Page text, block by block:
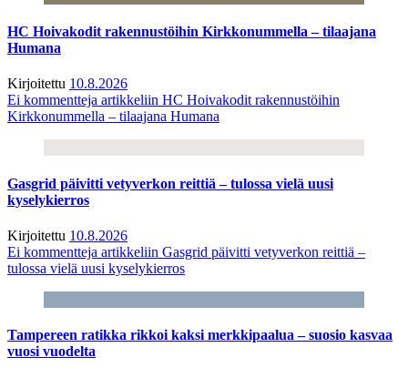
HC Hoivakodit rakennustöihin Kirkkonummella – tilaajana
Humana
Kirjoitettu 10.8.2026
Ei kommentteja artikkeliin HC Hoivakodit rakennustöihin
Kirkkonummella – tilaajana Humana
Gasgrid päivitti vetyverkon reittiä – tulossa vielä uusi
kyselykierros
Kirjoitettu 10.8.2026
Ei kommentteja artikkeliin Gasgrid päivitti vetyverkon reittiä –
tulossa vielä uusi kyselykierros
Tampereen ratikka rikkoi kaksi merkkipaalua – suosio kasvaa
vuosi vuodelta